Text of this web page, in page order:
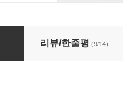
리뷰/한줄평 (9/14)